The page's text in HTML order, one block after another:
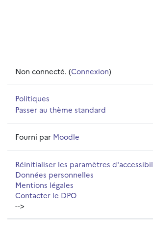
Non connecté. (Connexion)
Politiques
Passer au thème standard
Fourni par Moodle
Réinitialiser les paramètres
Données personnelles
Mentions légales
Contacter le DPO
-->